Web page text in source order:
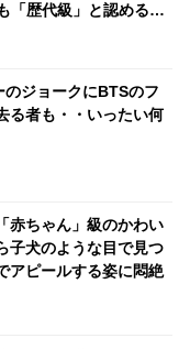
「歴代級」と認める爆
ジョークにBTSのフ
る者も・・いったい何
赤ちゃん」級のかわい
子犬のような目で見つ
アピールする姿に悶絶